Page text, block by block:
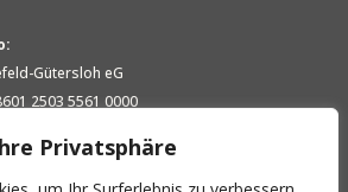
Privatsphäre
Gütersloh eG
2503 5561 0000